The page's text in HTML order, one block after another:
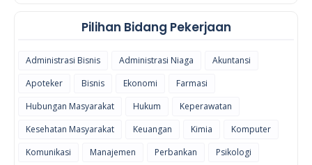
Pilihan Bidang Pekerjaan
Administrasi Bisnis Administrasi Niaga
Akuntansi
Apoteker
Bisnis Ekonomi
Farmasi
Hubungan Masyarakat
Hukum
Keperawatan
Kesehatan Masyarakat
Keuangan Kimia
Komputer
Komunikasi
Manajemen Perbankan Psikologi